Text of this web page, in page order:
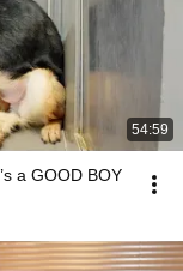
54:59
a GOOD BOY